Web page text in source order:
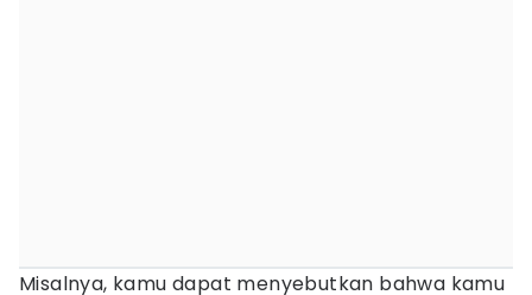
Misalnya, kamu dapat menyebutkan bahwa kamu